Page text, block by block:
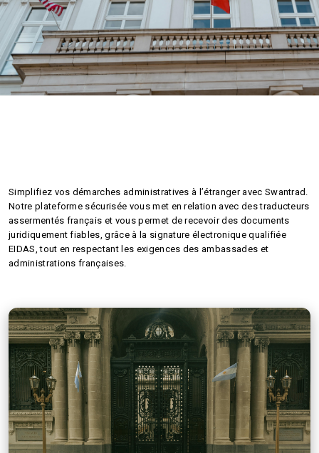
Simplifiez vos démarches administratives à l’étranger avec Swantrad.
Notre plateforme sécurisée vous met en relation avec des traducteurs
assermentés français et vous permet de recevoir des documents
juridiquement fiables, grâce à la signature électronique qualifiée
EIDAS, tout en respectant les exigences des ambassades et
administrations françaises.